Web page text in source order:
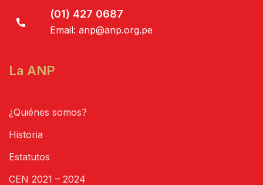
(01) 427 0687
Email: anp@anp.org.pe
La ANP
¿Quiénes somos?
Historia
Estatutos
CEN 2021 – 2024